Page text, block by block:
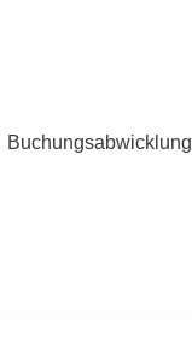
Buchungsabwicklung